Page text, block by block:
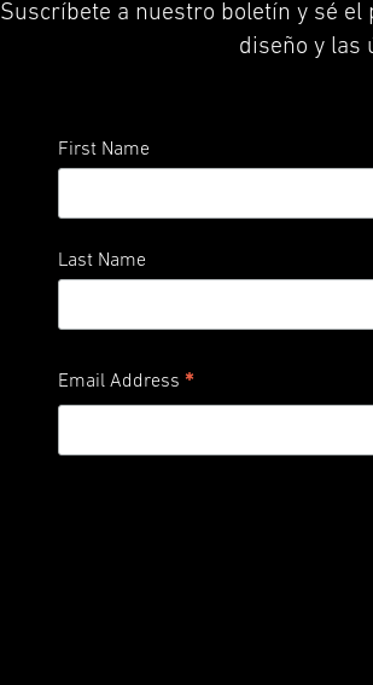
Suscríbete a nuestro boletín y sé
diseño y las
First Name
Last Name
Email Address *